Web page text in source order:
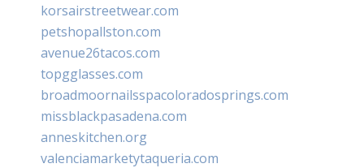
korsairstreetwear.com
petshopallston.com
avenue26tacos.com
topgglasses.com
broadmoornailsspacoloradosprings.com
missblackpasadena.com
anneskitchen.org
valenciamarketytaqueria.com